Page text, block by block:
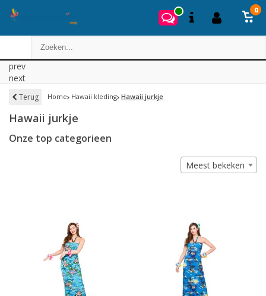
0
prev
next
Terug Home Hawaii kleding Hawaii jurkje
Hawaii jurkje
Onze top categorieen
Meest bekeken